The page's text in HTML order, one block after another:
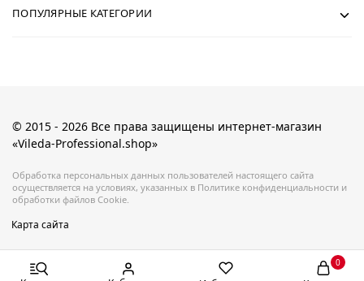
ПОПУЛЯРНЫЕ КАТЕГОРИИ
© 2015 - 2026 Все права защищены интернет-магазин
«Vileda-Professional.shop»
Обработка персональных данных пользователей настоящего сайта
осуществляется на условиях, указанных в Политике конфиденциальности и
обработки файлов Cookie.
Карта сайта
0